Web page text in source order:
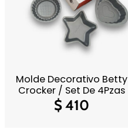
Molde Decorativo Betty
Crocker / Set De 4Pzas
$410